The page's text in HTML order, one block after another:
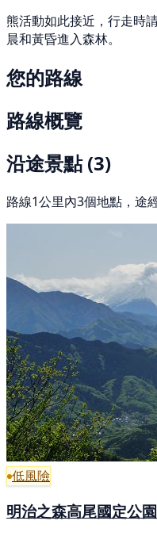
熊活動如此接近，行走時
晨和黃昏進入森林。
您的路線
路線概覽
沿途景點(3)
路線1公里內3個地點，途
低風險
明治之森高尾國定公園